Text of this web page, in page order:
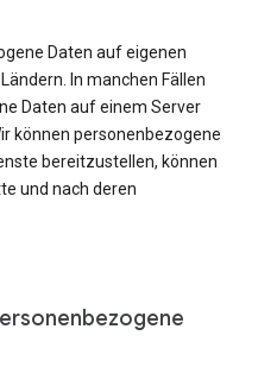
Daten auf eigenen
In manchen Fällen
Daten auf einem Server
können personenbezogene
bereitzustellen, können
und nach deren